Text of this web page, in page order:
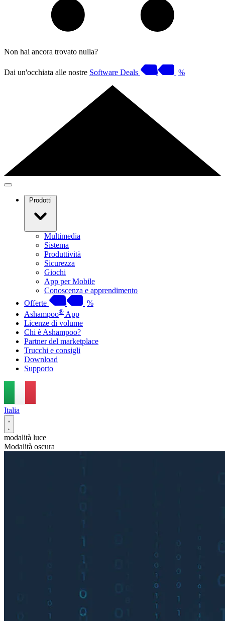
Non hai ancora trovato nulla?
Dai un'occhiata alle nostre Software Deals %
Prodotti
Multimedia
Sistema
Produttività
Sicurezza
Giochi
App per Mobile
Conoscenza e apprendimento
Offerte
%
Ashampoo® App
Licenze di volume
Chi è Ashampoo?
Partner del marketplace
Trucchi e consigli
Download
Supporto
Italia
modalità luce
Modalità oscura